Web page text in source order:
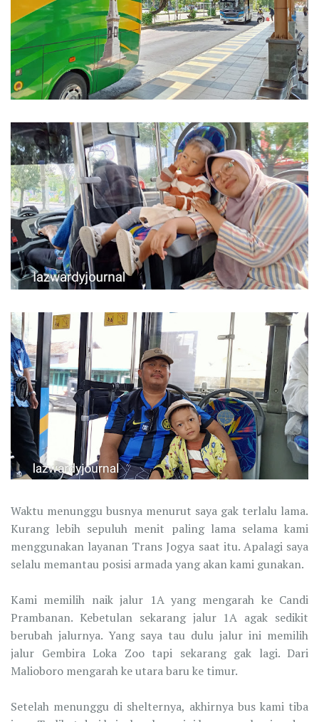
Waktu menunggu busnya menurut saya gak terlalu lama.
Kurang lebih sepuluh menit paling lama selama kami
menggunakan layanan Trans Jogya saat itu. Apalagi saya
selalu memantau posisi armada yang akan kami gunakan.
Kami memilih naik jalur 1A yang mengarah ke Candi
Prambanan. Kebetulan sekarang jalur 1A agak sedikit
berubah jalurnya. Yang saya tau dulu jalur ini memilih
jalur Gembira Loka Zoo tapi sekarang gak lagi. Dari
Malioboro mengarah ke utara baru ke timur.
Setelah menunggu di shelternya, akhirnya bus kami tiba